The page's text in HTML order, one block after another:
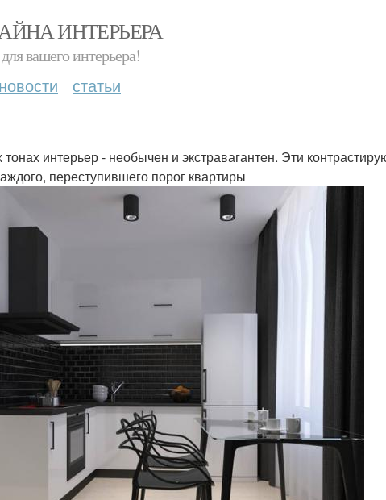
ИНТЕРЬЕРА
вашего интерьера!
новости статьи
интерьер - необычен и экстравагантен. Эти
переступившего порог квартиры